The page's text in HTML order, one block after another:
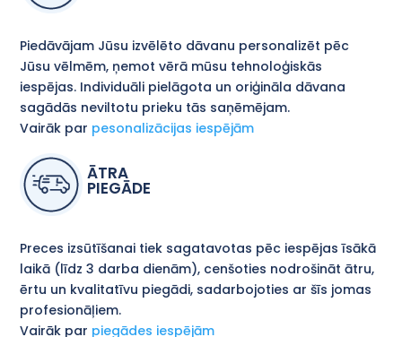
Piedāvājam Jūsu izvēlēto dāvanu personalizēt pēc
Jūsu vēlmēm, ņemot vērā mūsu tehnoloģiskās
iespējas. Individuāli pielāgota un oriģināla dāvana
sagādās neviltotu prieku tās saņēmējam.
Vairāk par pesonalizācijas iespējām
ĀTRA
PIEGĀDE
Preces izsūtīšanai tiek sagatavotas pēc iespējas īsākā
laikā (līdz 3 darba dienām), cenšoties nodrošināt ātru,
ērtu un kvalitatīvu piegādi, sadarbojoties ar šīs jomas
profesionāļiem.
Vairāk par piegādes iespējām